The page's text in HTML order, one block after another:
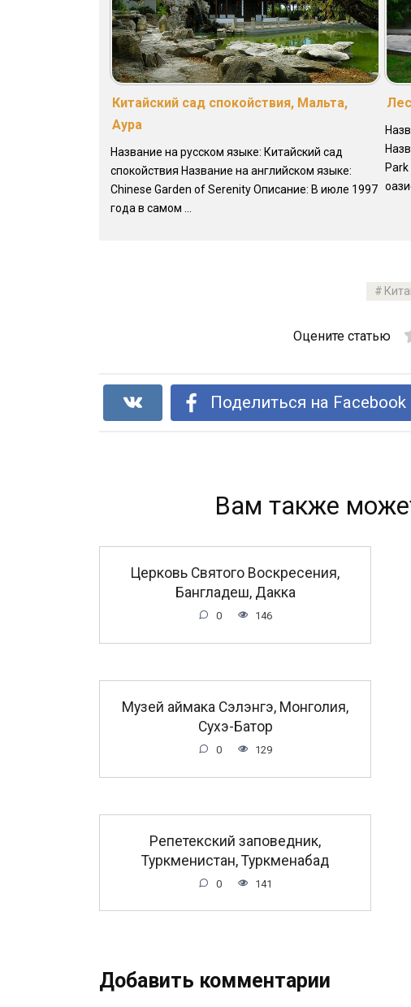
Китайский сад спокойствия, Мальта,
Аура
Название на русском языке: Китайский сад
спокойствия Название на английском языке:
Chinese Garden of Serenity Описание: В июле 1997
года в самом ...
Оцените статью
Поделиться на Facebook
Вам также
Церковь Святого Воскресения,
Бангладеш, Дакка
0 146
Музей аймака Сэлэнгэ, Монголия,
Сухэ-Батор
0 129
Репетекский заповедник,
Туркменистан, Туркменабад
0 141
Добавить комментарии